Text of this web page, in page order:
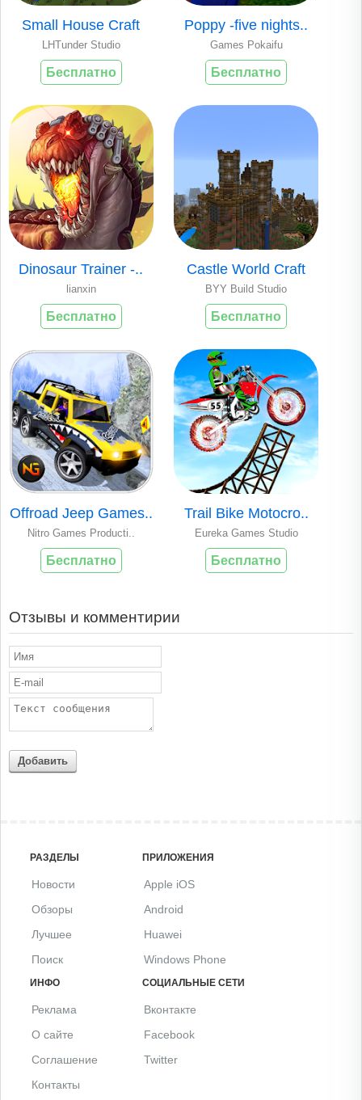
Small House Craft
LHTunder Studio
Бесплатно
Poppy -five nights..
Games Pokaifu
Бесплатно
Dinosaur Trainer -..
lianxin
Бесплатно
Castle World Craft
BYY Build Studio
Бесплатно
Offroad Jeep Games..
Nitro Games Producti..
Бесплатно
Trail Bike Motocro..
Eureka Games Studio
Бесплатно
Отзывы и комментирии
Добавить
РАЗДЕЛЫ
Новости
Обзоры
Лучшее
Поиск
ПРИЛОЖЕНИЯ
Apple iOS
Android
Huawei
Windows Phone
ИНФО
Реклама
О сайте
Соглашение
Контакты
СОЦИАЛЬНЫЕ СЕТИ
Вконтакте
Facebook
Twitter